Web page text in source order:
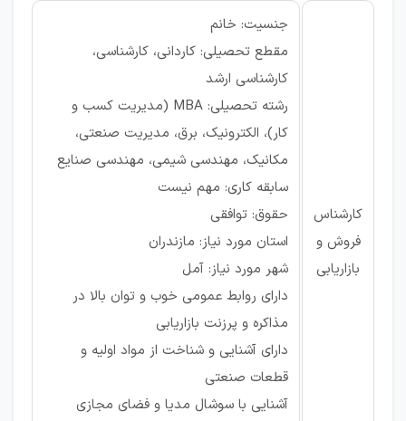
کارشناس
فروش و
بازاریابی
جنسیت: خانم
مقطع تحصیلی: کاردانی، کارشناسی،
کارشناسی ارشد
رشته تحصیلی: MBA (مدیریت کسب و
کار)، الکترونیک، برق، مدیریت صنعتی،
مکانیک، مهندسی شیمی، مهندسی صنایع
سابقه کاری: مهم نیست
حقوق: توافقی
استان مورد نیاز: مازندران
شهر مورد نیاز: آمل
دارای روابط عمومی خوب و توان بالا در
مذاکره و پرزنت بازاریابی
دارای آشنایی و شناخت از مواد اولیه و
قطعات صنعتی
آشنایی با سوشال مدیا و فضای مجازی